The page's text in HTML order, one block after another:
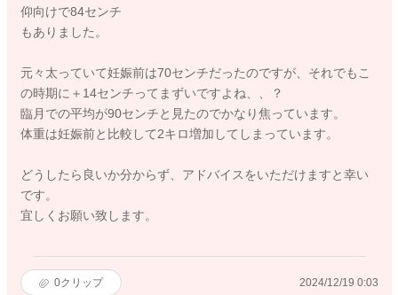
仰向けで84センチ
もありました。
元々太っていて妊娠前は70センチだったのですが、それでもこ
の時期に＋14センチってまずいですよね、、？
臨月での平均が90センチと見たのでかなり焦っています。
体重は妊娠前と比較して2キロ増加してしまっています。
どうしたら良いか分からず、アドバイスをいただけますと幸い
です。
宜しくお願い致します。
0クリップ 2024/12/19 0:03